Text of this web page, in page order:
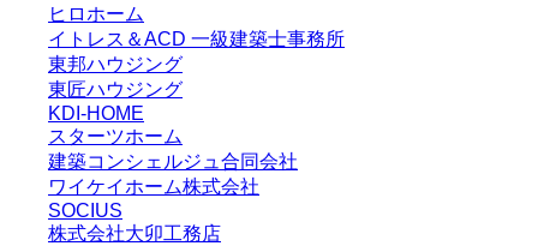
ヒロホーム
イトレス＆ACD 一級建築士事務所
東邦ハウジング
東匠ハウジング
KDI-HOME
スターツホーム
建築コンシェルジュ合同会社
ワイケイホーム株式会社
SOCIUS
株式会社大卯工務店